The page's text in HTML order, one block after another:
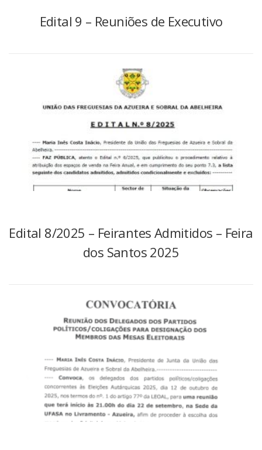
Edital 9 – Reuniões de Executivo
Edital 8/2025 – Feirantes Admitidos – Feira
dos Santos 2025